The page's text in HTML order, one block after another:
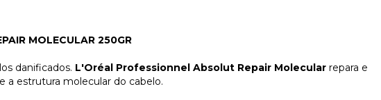
MOLECULAR 250GR
danificados. L'Oréal Professionnel Absolut Repair Molecular repara e
a estrutura molecular do cabelo.